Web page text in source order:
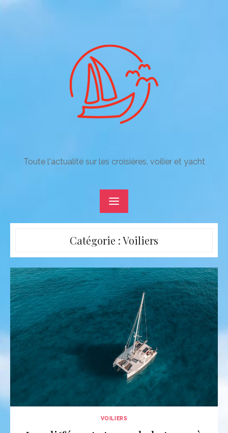
Toute l'actualité sur les croisières, voilier et yacht
Catégorie :Voiliers
VOILIERS